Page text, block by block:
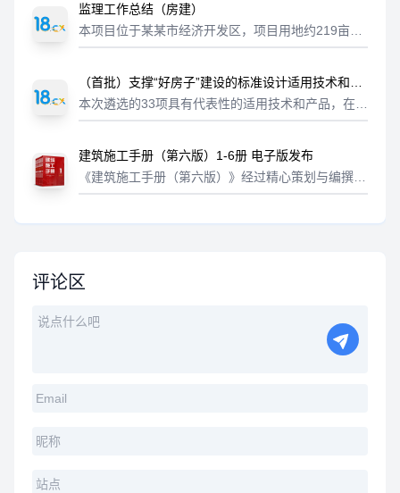
学科……哪家医院最强？看完整榜...
监理工作总结（房建）
本项目位于某某市经济开发区，项目用地约219亩。
本工程用地总面积146060.8㎡，总建筑面积170645.
栋宿舍楼。工程名...
（首批）支撑“好房子”建设的标准设计适用技术和产
品清单
本次遴选的33项具有代表性的适用技术和产品，在提
升住宅建筑品质、提高建筑安全性、保障住宅建筑建
为建设“安全、舒适、绿色、智慧”的...
建筑施工手册（第六版）1-6册 电子版发布
《建筑施工手册（第六版）》经过精心策划与编撰，
设置了6个分册，共41章，与第五版相比在结构和内
评论区